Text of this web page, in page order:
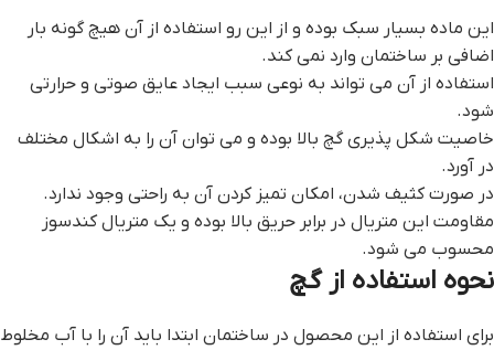
این ماده بسیار سبک بوده و از این رو استفاده از آن هیچ گونه بار
اضافی بر ساختمان وارد نمی کند.
استفاده از آن می تواند به نوعی سبب ایجاد عایق صوتی و حرارتی
شود.
خاصیت شکل پذیری گچ بالا بوده و می توان آن را به اشکال مختلف
در آورد.
در صورت کثیف شدن، امکان تمیز کردن آن به راحتی وجود ندارد.
مقاومت این متریال در برابر حریق بالا بوده و یک متریال کندسوز
محسوب می شود.
نحوه استفاده از گچ
برای استفاده از این محصول در ساختمان ابتدا باید آن را با آب مخلوط